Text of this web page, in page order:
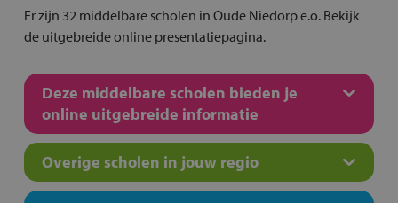
Er zijn 32 middelbare scholen in Oude Niedorp e.o. Bekijk
de uitgebreide online presentatiepagina.
Deze middelbare scholen bieden je
online uitgebreide informatie
Overige scholen in jouw regio